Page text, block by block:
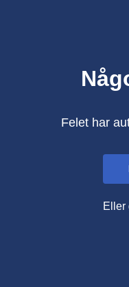
Felet har
Eller